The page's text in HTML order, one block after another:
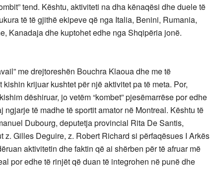
tend. Kështu, aktiviteti na dha kënaqësi dhe duele të
të të gjithë ekipeve që nga Italia, Benini, Rumania,
Kanadaja dhe kuptohet edhe nga Shqipëria jonë.
me drejtoreshën Bouchra Klaoua dhe me të
krijuar kushtet për një aktivitet pa të meta. Por,
dëshiruar, jo vetëm “kombet” pjesëmarrëse por edhe
të madhe të sportit amator në Montreal. Kështu të
Dubourg, deputetja provincial Rita De Santis,
z. Gilles Deguire, z. Robert Richard si përfaqësues I Arkës
aktivitetin dhe faktin që ai shërben për të afruar më
por edhe të rinjët që duan të integrohen në punë dhe